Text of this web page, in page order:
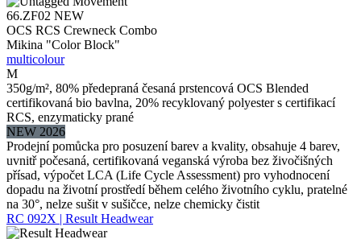
66.ZF02 NEW
OCS RCS Crewneck Combo
Mikina "Color Block"
multicolour
M
350g/m², 80% předepraná česaná prstencová OCS Blended
certifikovaná bio bavlna, 20% recyklovaný polyester s certifikací
RCS, enzymaticky prané
NEW 2026
Prodejní pomůcka pro posuzení barev a kvality, obsahuje 4 barev,
uvnitř počesaná, certifikovaná veganská výroba bez živočišných
přísad, výpočet LCA (Life Cycle Assessment) pro vyhodnocení
dopadu na životní prostředí během celého životního cyklu, pratelné
na 30°, nelze sušit v sušičce, nelze chemicky čistit
RC 092X | Result Headwear